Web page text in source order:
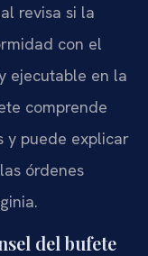
revisa si la
con el
ejecutable en la
comprende
y puede explicar
órdenes
del bufete